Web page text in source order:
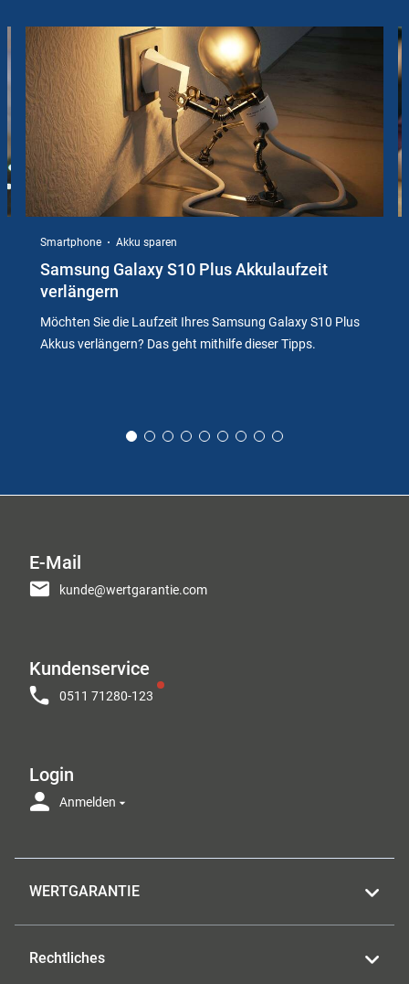
Instructions
Smartphone Akku sparen
Samsung Galaxy S10 Plus Akkulaufzeit
verlängern
Möchten Sie die Laufzeit Ihres Samsung Galaxy S10 Plus
Akkus verlängern? Das geht mithilfe dieser Tipps.
E-Mail
kunde@wertgarantie.com
Kundenservice
0511 71280-123
Login
Anmelden
WERTGARANTIE
Rechtliches